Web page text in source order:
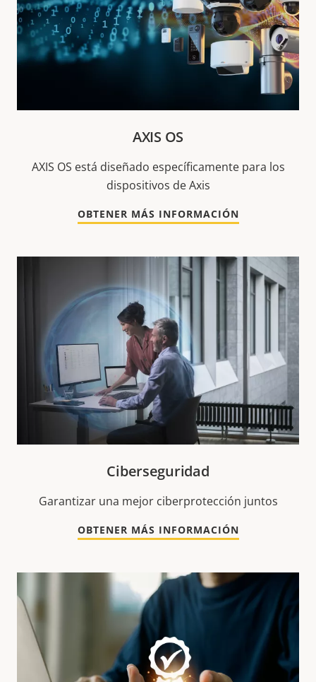
AXIS OS
AXIS OS está diseñado específicamente para los
dispositivos de Axis
OBTENER MÁS INFORMACIÓN
Ciberseguridad
Garantizar una mejor ciberprotección juntos
OBTENER MÁS INFORMACIÓN